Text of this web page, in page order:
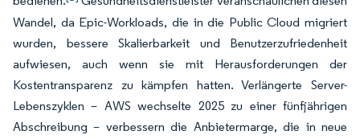
Wandel, da Epic-Workloads, die in die Public Cloud migriert
wurden, bessere Skalierbarkeit und Benutzerzufriedenheit
aufwiesen, auch wenn sie mit Herausforderungen der
Kostentransparenz zu kämpfen hatten. Verlängerte Server-
Lebenszyklen – AWS wechselte 2025 zu einer fünfjährigen
Abschreibung – verbessern die Anbietermarge, die in neue